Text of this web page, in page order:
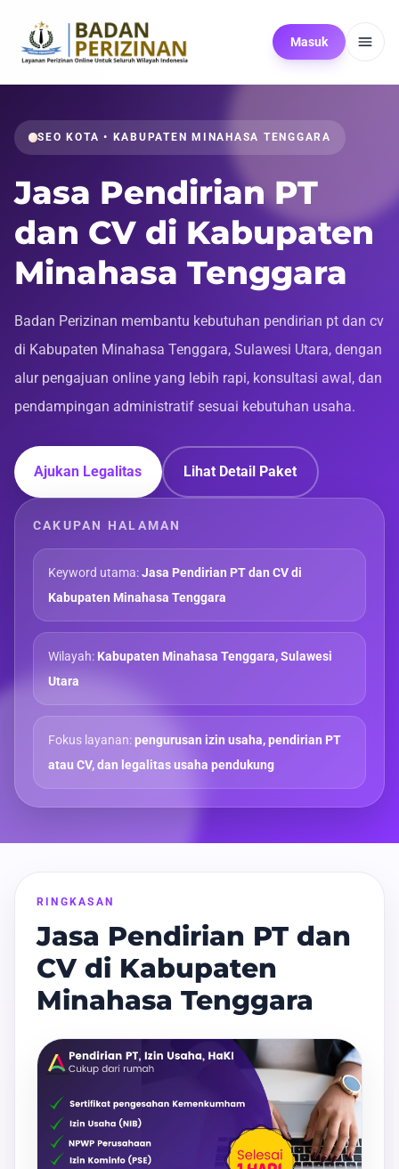
Masuk
SEO KOTA • KABUPATEN MINAHASA TENGGARA
Jasa Pendirian PT
dan CV di Kabupaten
Minahasa Tenggara
Badan Perizinan membantu kebutuhan pendirian pt dan cv
di Kabupaten Minahasa Tenggara, Sulawesi Utara, dengan
alur pengajuan online yang lebih rapi, konsultasi awal, dan
pendampingan administratif sesuai kebutuhan usaha.
Ajukan Legalitas Lihat Detail Paket
CAKUPAN HALAMAN
Keyword utama:Jasa Pendirian PT dan CV di
Kabupaten Minahasa Tenggara
Wilayah: Kabupaten Minahasa Tenggara, Sulawesi
Utara
Fokus layanan:pengurusan izin usaha, pendirian PT
atau CV, dan legalitas usaha pendukung
RINGKASAN
Jasa Pendirian PT dan
CV di Kabupaten
Minahasa Tenggara